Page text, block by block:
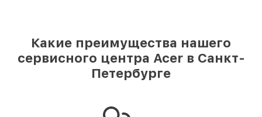
Какие преимущества нашего
сервисного центра Acer в Санкт-
Петербурге